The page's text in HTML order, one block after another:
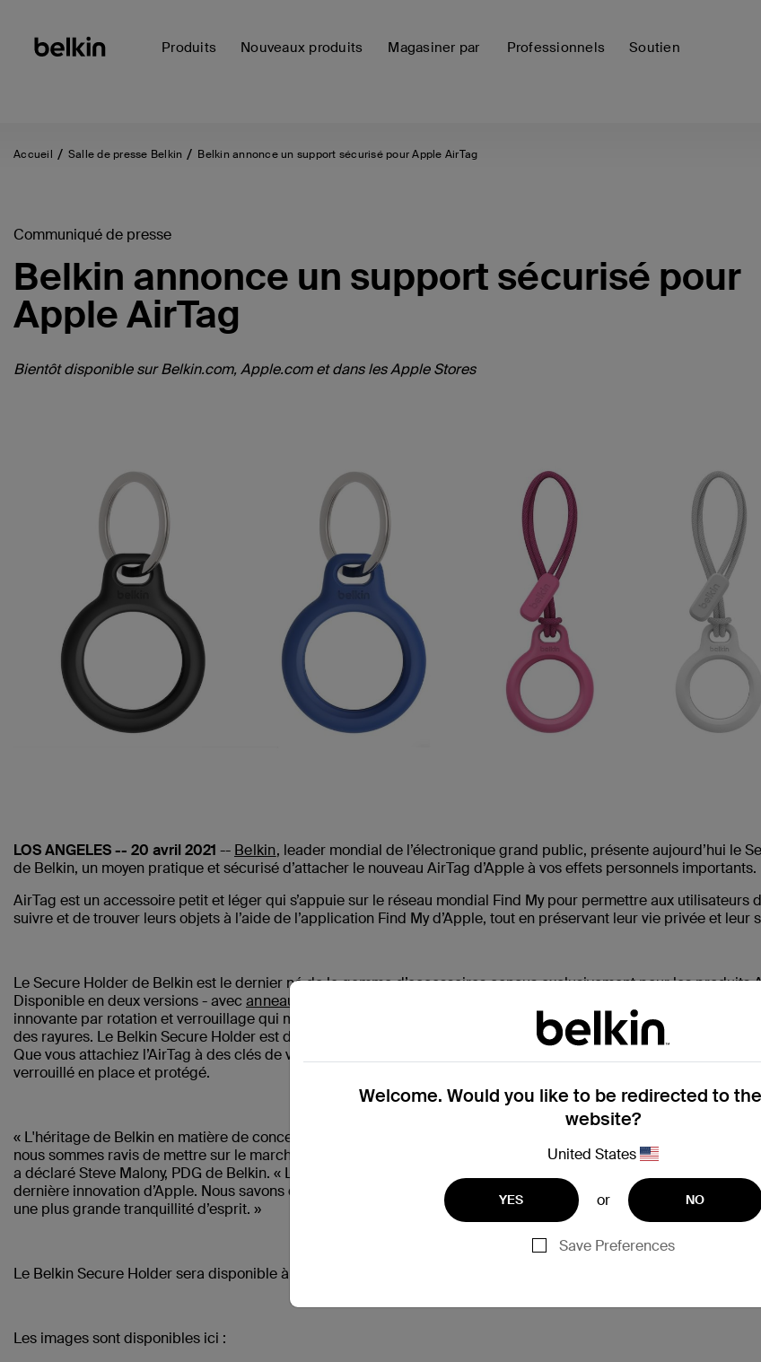
Produits Nouveaux produits Magasiner par Professionnels Soutien
Accueil Salle de presse Belkin Belkin annonce un support sécurisé pour Apple AirTag
Communiqué de presse
Belkin annonce un support sécurisé pour
Apple AirTag
Bientôt disponible sur Belkin.com, Apple.com et dans les Apple Stores
LOS ANGELES -- 20 avril 2021 -- Belkin, leader mondial de l’électronique grand public, présente aujourd’hui le
de Belkin, un moyen pratique et sécurisé d’attacher le nouveau AirTag d’Apple à vos effets personnels importants.
AirTag est un accessoire petit et léger qui s’appuie sur le réseau mondial Find My pour permettre aux utilisateurs
suivre et de trouver leurs objets à l’aide de l’application Find My d’Apple, tout en préservant leur vie privée et leur
Le Secure Holder de Belkin est le dernier né de la gamme d’accessoires conçus exclusivement pour les produits
Disponible en deux versions - avecanneau porte-clés
innovante par rotation et verrouillage qui maintient l’ AirTag en place en toute sécurité, tandis que les bords
des rayures. Le Belkin Secure Holder est disponible en quatre couleurs - noir, blanc, rose et bleu - pour un look
Que vous attachiez l’AirTag à des clés de voiture ou à un sac à dos, le Secure Holder de Belkin garantit que l’AirTag
verrouillé en place et protégé.
« L'héritage de Belkin en matière de conception de produits inspirés par les gens est au cœur de tout ce que nous
nous sommes ravis de mettre sur le marché une nouvelle façon de soutenir une technologie révolutionnaire pour
a déclaré Steve Malony, PDG de Belkin. « Le Belkin Secure Holder offre à nos clients une façon pratique et
dernière innovation d’Apple. Nous savons qu’ils apprécieront l'expérience de recherche inégalée d’AirTag, qui leur
une plus grande tranquillité d’esprit. »
Le Belkin Secure Holder sera disponible à l'achat à partir du vendredi 23 avril sur
Les images sont disponibles ici :
Welcome. Would you like to be redirected to
website?
United States
YES or NO
Save Preferences